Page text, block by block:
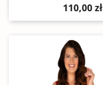
110,00 zł